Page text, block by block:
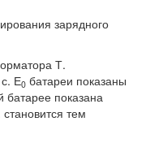
зарядного
Т.
Е0 батареи показаны
показана
тем